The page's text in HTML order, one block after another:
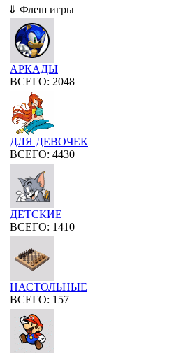
⇓ Флеш игры
АРКАДЫ
ВСЕГО: 2048
ДЛЯ ДЕВОЧЕК
ВСЕГО: 4430
ДЕТСКИЕ
ВСЕГО: 1410
НАСТОЛЬНЫЕ
ВСЕГО: 157